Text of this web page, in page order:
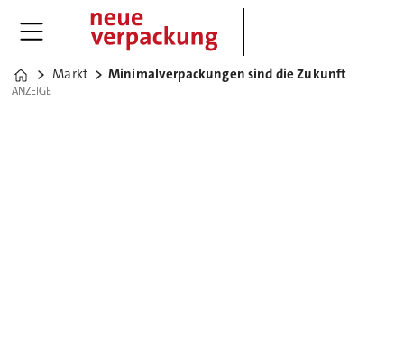
Home
Markt Minimalverpackungen sind die Zukunft
ANZEIGE
ANZEIGE